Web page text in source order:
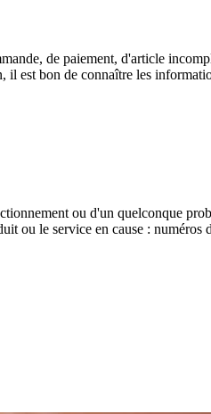
de paiement, d'article
est bon de connaître les
ou d'un quelconque
ou le service en cause : numéros